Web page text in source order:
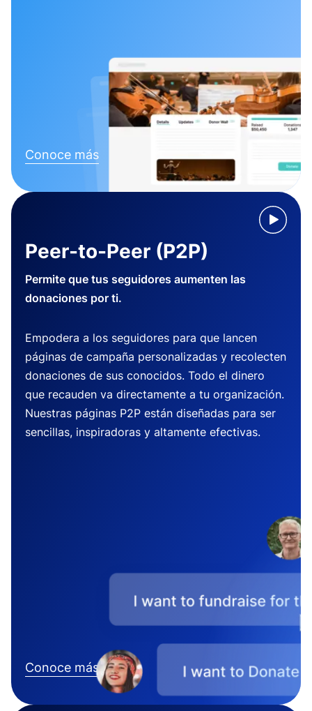
Conoce más
Peer-to-Peer (P2P)
Permite que tus seguidores aumenten las
donaciones por ti.
Empodera a los seguidores para que lancen
páginas de campaña personalizadas y recolecten
donaciones de sus conocidos. Todo el dinero
que recauden va directamente a tu organización.
Nuestras páginas P2P están diseñadas para ser
sencillas, inspiradoras y altamente efectivas.
Conoce más